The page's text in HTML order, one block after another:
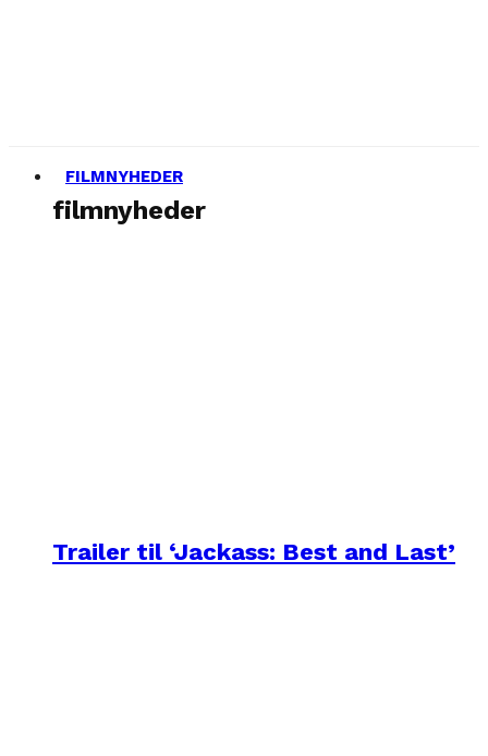
FILMNYHEDER
filmnyheder
Trailer til ‘Jackass: Best and Last’